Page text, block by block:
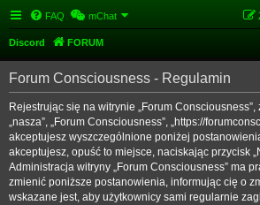
FAQ mChat
Discord FORUM
Forum Consciousness - Regulamin
Rejestrując się na witrynie „Forum Consciousness”,
„nasza”, „Forum Consciousness”, „https://
akceptujesz wyszczególnione poniżej
akceptujesz, opuść to miejsce, naciskając przycisk
Administracja witryny „Forum Consciousness” ma
zmienić poniższe postanowienia, informując cię o
wskazane jest, aby użytkownicy sami regularnie